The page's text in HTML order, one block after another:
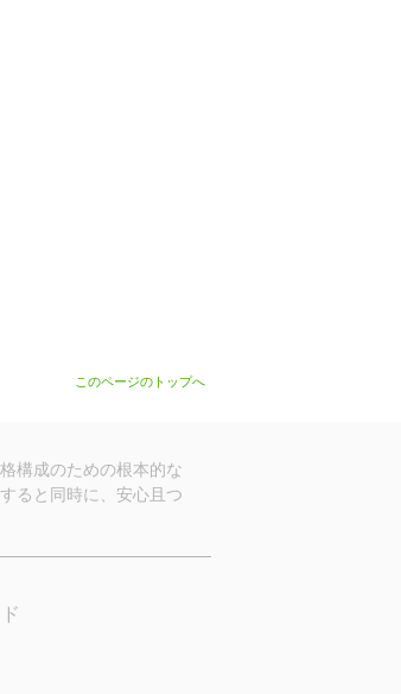
このページのトップへ
構成のための根本的な
ると同時に、安心且つ